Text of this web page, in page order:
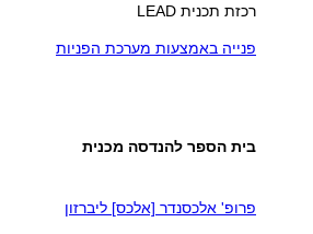
רכזת תכנית LEAD
פנייה באמצעות מערכת הפניות
בית הספר להנדסה מכנית
פרופ' אלכסנדר [אלכס] ליברזון